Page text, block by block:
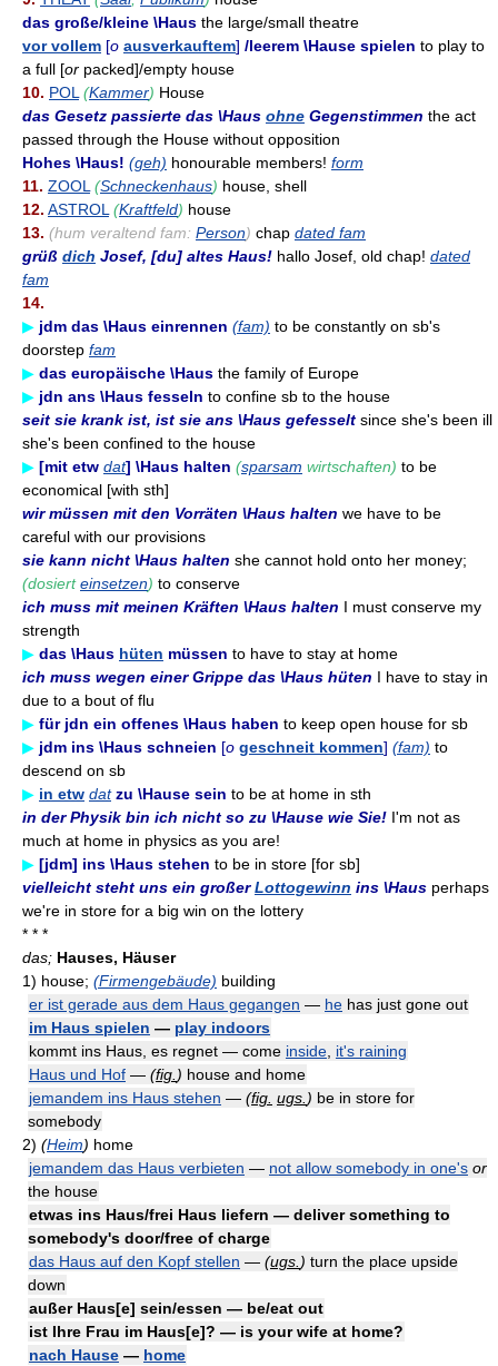
das große/kleine \Haus the large/small theatre
vor vollem [o ausverkauftem] /leerem \Hause spielen to play to
a full [or packed]/empty house
10. POL (Kammer) House
das Gesetz passierte das \Haus ohne Gegenstimmen the act
passed through the House without opposition
Hohes \Haus! (geh) honourable members! form
11. ZOOL (Schneckenhaus) house, shell
12. ASTROL (Kraftfeld) house
13. (hum veraltend fam: Person) chap dated fam
grüß dich Josef, [du] altes Haus! hallo Josef, old chap! dated
fam
14.
▶ jdm das \Haus einrennen (fam) to be constantly on sb's
doorstep fam
▶ das europäische \Haus the family of Europe
▶ jdn ans \Haus fesseln to confine sb to the house
seit sie krank ist, ist sie ans \Haus gefesselt since she's been ill
she's been confined to the house
▶ [mit etw dat] \Haus halten (sparsam wirtschaften) to be
economical [with sth]
wir müssen mit den Vorräten \Haus halten we have to be
careful with our provisions
sie kann nicht \Haus halten she cannot hold onto her money;
(dosierteinsetzen) to conserve
ich muss mit meinen Kräften \Haus halten I must conserve my
strength
▶ das \Haus hüten müssen to have to stay at home
ich muss wegen einer Grippe das \Haus hüten I have to stay in
due to a bout of flu
▶ für jdn ein offenes \Haus haben to keep open house for sb
▶ jdm ins \Haus schneien [o geschneit kommen] (fam) to
descend on sb
▶ in etw dat zu \Hause sein to be at home in sth
in der Physik bin ich nicht so zu \Hause wie Sie! I'm not as
much at home in physics as you are!
▶ [jdm] ins \Haus stehen to be in store [for sb]
vielleicht steht uns ein großerLottogewinn ins \Haus perhaps
we're in store for a big win on the lottery
* * *
das; Hauses, Häuser
1) house; (Firmengebäude) building
er ist gerade aus dem Haus gegangen — he has just gone out
im Haus spielen — play indoors
kommt ins Haus, es regnet — come inside, it's raining
Haus und Hof — (fig.) house and home
jemandem ins Haus stehen — (fig. ugs.) be in store for
somebody
2) (Heim) home
jemandem das Haus verbieten — not allow somebody in one's or
the house
etwas ins Haus/frei Haus liefern — deliver something to
somebody's door/free of charge
das Haus auf den Kopf stellen — (ugs.) turn the place upside
down
außer Haus[e] sein/essen — be/eat out
ist Ihre Frau im Haus[e]? — is your wife at home?
nach Hause — home